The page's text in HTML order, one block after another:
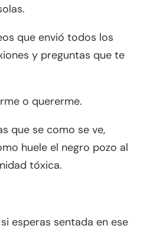
que envió todos los
y preguntas que te
o quererme.
que se como se ve,
huele el negro pozo al
tóxica.
esperas sentada en ese